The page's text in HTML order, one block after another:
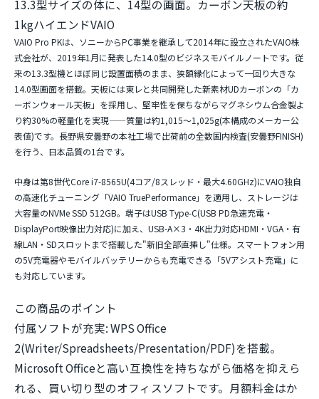
13.3型サイズの体に、14型の画面。カーボン天板の約
1kgハイエンドVAIO
VAIO Pro PKは、ソニーからPC事業を継承して2014年に設立されたVAIO株
式会社が、2019年1月に発表した14.0型のビジネスモバイルノートです。従
来の13.3型機とほぼ同じ設置面積のまま、狭額縁化によって一回り大きな
14.0型画面を搭載。天板には東レと共同開発した新素材UDカーボンの 「カ
ーボンウォール天板」 を採用し、堅牢性を保ちながらマグネシウム合金製よ
り約30%の軽量化を実現——質量は約1,015〜1,025g(本構成のメーカー公
表値)です。長野県安曇野の本社工場で出荷前の全数国内検査(安曇野FINISH)
を行う、日本品質の1台です。
中身は第8世代Core i7-8565U(4コア/8スレッド・ 最大4.60GHz)にVAIO独自
の高速化チューニング「VAIO TruePerformance」を適用し、ストレージは
大容量のNVMe SSD 512GB。端子はUSB Type-C(USB PD急速充電・
DisplayPort映像出力対応)に加え、USB-A×3・4K出力対応HDMI・VGA・有
線LAN・SDスロットまで搭載した"新旧全部直挿し"仕様。スマートフォン用
の5V充電器やモバイルバッテリーからも充電できる「5Vアシスト充電」に
も対応しています。
この商品のポイント
付属ソフトが充実:WPS Office
2(Writer/Spreadsheets/Presentation/PDF)を搭載。
Microsoft Officeと高い互換性を持ちながら価格を抑えら
れる、買い切り型のオフィスソフトです。月額料金はか